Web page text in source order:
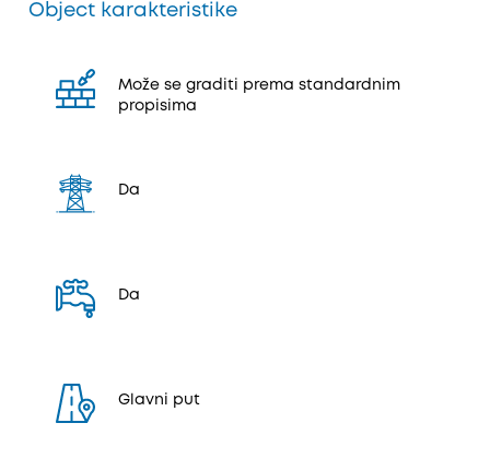
Object karakteristike
Može se graditi prema standardnim
propisima
Da
Da
Glavni put